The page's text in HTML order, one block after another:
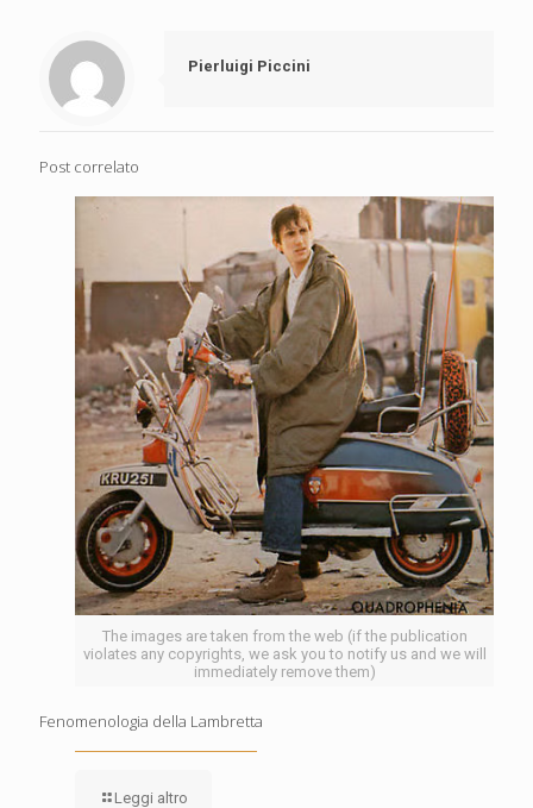
Pierluigi Piccini
Post correlato
The images are taken from the web (if the publication
violates any copyrights, we ask you to notify us and we will
immediately remove them)
Fenomenologia della Lambretta
Leggi altro